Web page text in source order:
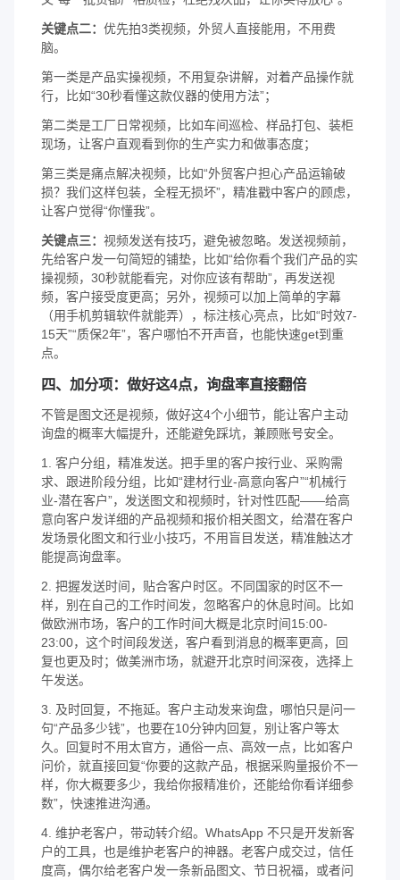
关键点二： 优先拍3类视频，外贸人直接能用，不用费
脑。
第一类是产品实操视频，不用复杂讲解，对着产品操作就
行，比如“30秒看懂这款仪器的使用方法”；
第二类是工厂日常视频，比如车间巡检、样品打包、装柜
现场，让客户直观看到你的生产实力和做事态度；
第三类是痛点解决视频，比如“外贸客户担心产品运输破
损？我们这样包装，全程无损坏”，精准戳中客户的顾虑，
让客户觉得“你懂我”。
关键点三： 视频发送有技巧，避免被忽略。发送视频前，
先给客户发一句简短的铺垫，比如“给你看个我们产品的实
操视频，30秒就能看完，对你应该有帮助”，再发送视
频，客户接受度更高；另外，视频可以加上简单的字幕
（用手机剪辑软件就能弄），标注核心亮点，比如“时效7-
15天”“质保2年”，客户哪怕不开声音，也能快速get到重
点。
四、加分项：做好这4点，询盘率直接翻倍
不管是图文还是视频，做好这4个小细节，能让客户主动
询盘的概率大幅提升，还能避免踩坑，兼顾账号安全。
1. 客户分组，精准发送。把手里的客户按行业、采购需
求、跟进阶段分组，比如“建材行业-高意向客户”“机械行
业-潜在客户”，发送图文和视频时，针对性匹配——给高
意向客户发详细的产品视频和报价相关图文，给潜在客户
发场景化图文和行业小技巧，不用盲目发送，精准触达才
能提高询盘率。
2. 把握发送时间，贴合客户时区。不同国家的时区不一
样，别在自己的工作时间发，忽略客户的休息时间。比如
做欧洲市场，客户的工作时间大概是北京时间15:00-
23:00，这个时间段发送，客户看到消息的概率更高，回
复也更及时；做美洲市场，就避开北京时间深夜，选择上
午发送。
3. 及时回复，不拖延。客户主动发来询盘，哪怕只是问一
句“产品多少钱”，也要在10分钟内回复，别让客户等太
久。回复时不用太官方，通俗一点、高效一点，比如客户
问价，就直接回复“你要的这款产品，根据采购量报价不一
样，你大概要多少，我给你报精准价，还能给你看详细参
数”，快速推进沟通。
4. 维护老客户，带动转介绍。WhatsApp 不只是开发新客
户的工具，也是维护老客户的神器。老客户成交过，信任
度高，偶尔给老客户发一条新品图文、节日祝福，或者问